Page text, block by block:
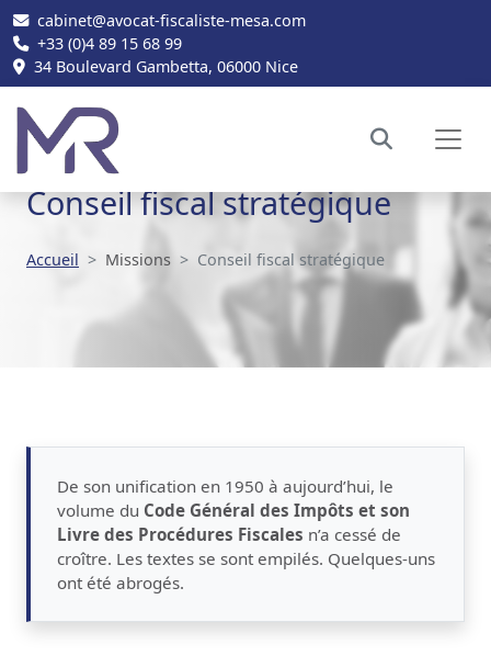
cabinet@avocat-fiscaliste-mesa.com
+33 (0)4 89 15 68 99
34 Boulevard Gambetta, 06000 Nice
Conseil fiscal stratégique
Accueil Missions Conseil fiscal stratégique
De son unification en 1950 à aujourd’hui, le
volume du Code Général des Impôts et son
Livre des Procédures Fiscales n’a cessé de
croître. Les textes se sont empilés. Quelques-uns
ont été abrogés.